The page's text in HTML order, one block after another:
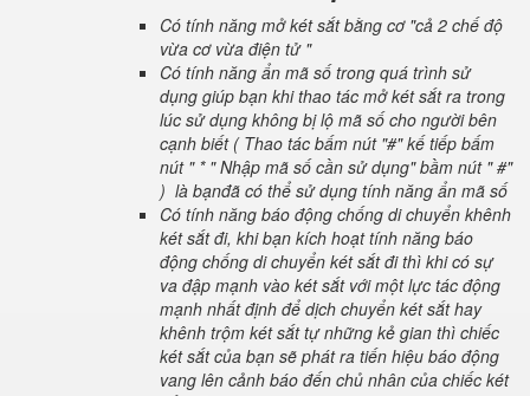
Có tính năng mở két sắt bằng cơ "cả 2 chế độ
vừa cơ vừa điện tử "
Có tính năng ẩn mã số trong quá trình sử
dụng giúp bạn khi thao tác mở két sắt ra trong
lúc sử dụng không bị lộ mã số cho người bên
cạnh biết ( Thao tác bấm nút "#" kế tiếp bấm
nút " * " Nhập mã số cần sử dụng" bầm nút " #"
) là bạnđã có thể sử dụng tính năng ẩn mã số
Có tính năng báo động chống di chuyển khênh
két sắt đi, khi bạn kích hoạt tính năng báo
động chống di chuyển két sắt đi thì khi có sự
va đập mạnh vào két sắt với một lực tác động
mạnh nhất định để dịch chuyển két sắt hay
khênh trộm két sắt tự những kẻ gian thì chiếc
két sắt của bạn sẽ phát ra tiến hiệu báo động
vang lên cảnh báo đến chủ nhân của chiếc két